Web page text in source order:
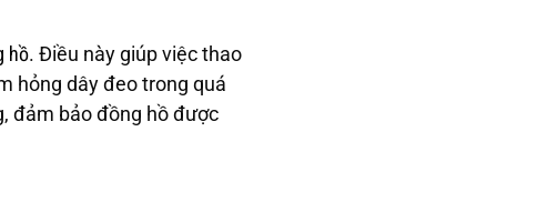
hồ. Điều này giúp việc thao
hỏng dây đeo trong quá
đảm bảo đồng hồ được